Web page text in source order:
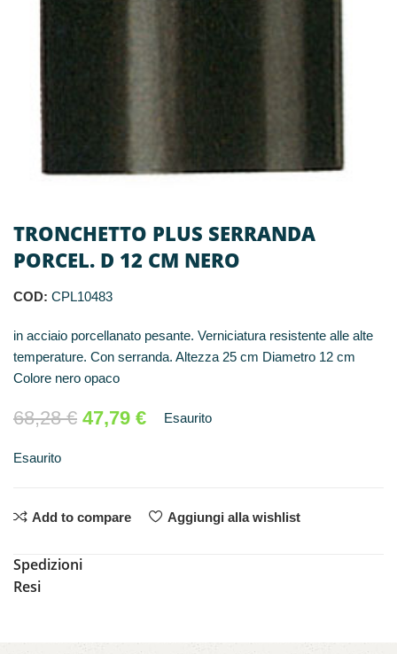
TRONCHETTO PLUS SERRANDA
PORCEL. D 12 CM NERO
COD: CPL10483
in acciaio porcellanato pesante. Verniciatura resistente alle alte
temperature. Con serranda. Altezza 25 cm Diametro 12 cm
Colore nero opaco
68,28€ 47,79 € Esaurito
Esaurito
Add to compare Aggiungi alla wishlist
Spedizioni
Resi